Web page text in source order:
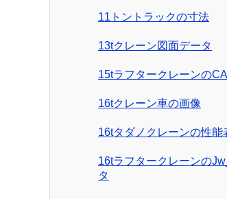
11トントラックの寸法
13tクレーン図面データ
15tラフタークレーンの
16tクレーン車の画像
16tタダノクレーンの性能
16tラフタークレーンの
タ